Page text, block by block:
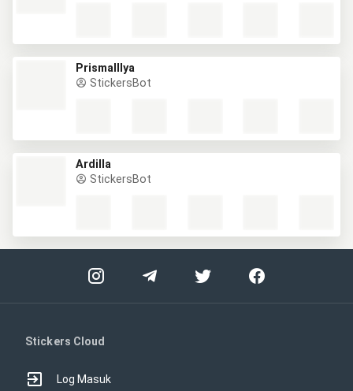
PrismaIllya
StickersBot
Ardilla
StickersBot
Stickers Cloud
Log Masuk